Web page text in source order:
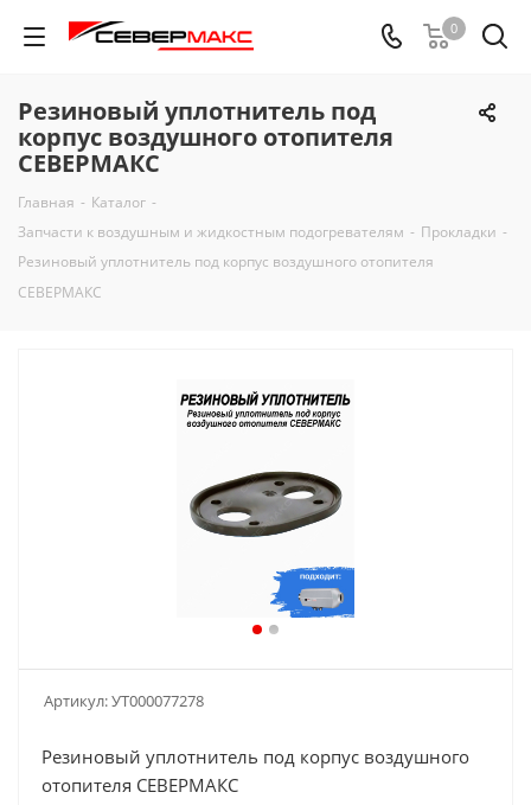
0
Резиновый уплотнитель под
корпус воздушного отопителя
СЕВЕРМАКС
Главная - Каталог -
Запчасти к воздушным и жидкостным подогревателям - Прокладки -
Резиновый уплотнитель под корпус воздушного отопителя
СЕВЕРМАКС
Артикул:УТ000077278
Резиновый уплотнитель под корпус воздушного
отопителя СЕВЕРМАКС